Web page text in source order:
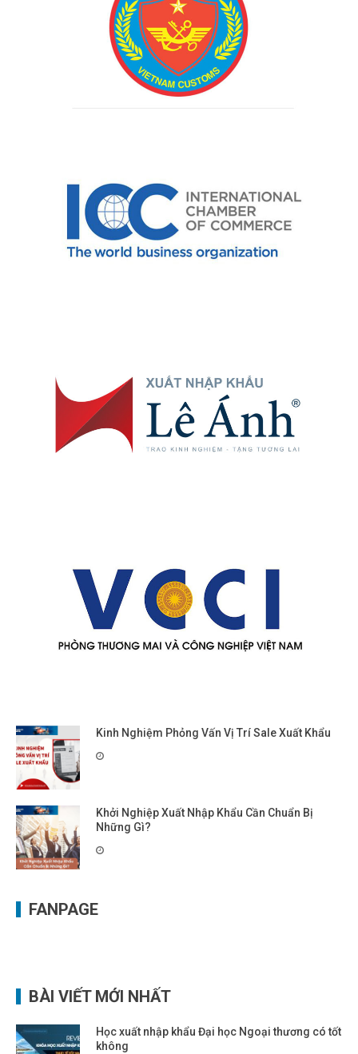
Kinh Nghiệm Phỏng Vấn Vị Trí Sale Xuất Khẩu
Khởi Nghiệp Xuất Nhập Khẩu Cần Chuẩn Bị
Những Gì?
FANPAGE
BÀI VIẾT MỚI NHẤT
Học xuất nhập khẩu Đại học Ngoại thương có tốt
không